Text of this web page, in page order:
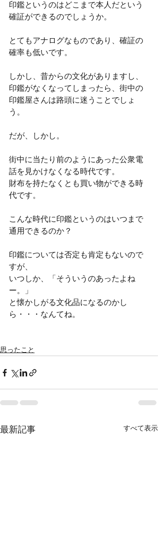
印鑑というのはどこまで本人だという
確証ができるのでしょうか。
とてもアナログなものであり、確証の
確率も低いです。
しかし、昔からの文化がありますし、
印鑑がなくなってしまったら、街中の
印鑑屋さんは路頭に迷うことでしょ
う。
だが、しかし。
街中に当たり前のようにあった公衆電
話を見かけなくなる時代です。
財布を持たなくとも買い物ができる時
代です。
こんな時代に印鑑というのはいつまで
通用できるのか？
印鑑については否定も肯定もないので
すが、
いつしか、「そういうのあったよね
ー。」
と懐かしがる文化品になるのかし
ら・・・なんてね。
思ったこと
最新記事 すべて表示